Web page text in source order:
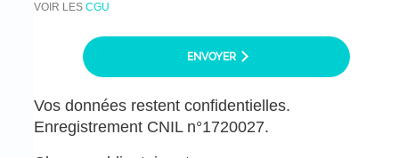
VOIR LES CGU
ENVOYER
Vos données restent confidentielles.
Enregistrement CNIL n°1720027.